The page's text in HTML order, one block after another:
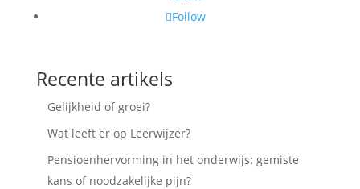
Follow
Recente artikels
Gelijkheid of groei?
Wat leeft er op Leerwijzer?
Pensioenhervorming in het onderwijs: gemiste
kans of noodzakelijke pijn?